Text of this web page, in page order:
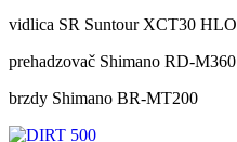
vidlica SR Suntour XCT30 HLO
prehadzovač Shimano RD-M360
brzdy Shimano BR-MT200